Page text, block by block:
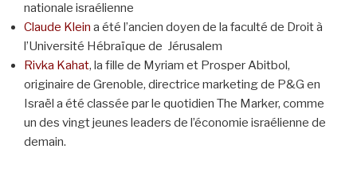
nationale israélienne
Claude Klein a été l’ancien doyen de la faculté de Droit à
l’Université Hébraïque de Jérusalem
Rivka Kahat, la fille de Myriam et Prosper Abitbol,
originaire de Grenoble, directrice marketing de P&G en
Israël a été classée par le quotidien The Marker, comme
un des vingt jeunes leaders de l’économie israélienne de
demain.